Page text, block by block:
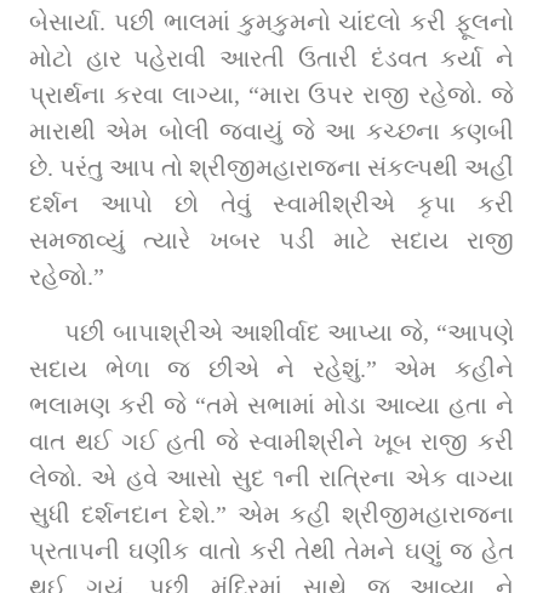
બેસાર્યા. પછી ભાલમાં કુમકુમનો ચાંદલો કરી ફૂલનો
મોટો હાર પહેરાવી આરતી ઉતારી દંડવત કર્યા ને
પ્રાર્થના કરવા લાગ્યા, “મારા ઉપર રાજી રહેજો. જે
મારાથી એમ બોલી જવાયું જે આ કચ્છના કણબી
છે. પરંતુ આપ તો શ્રીજીમહારાજના સંકલ્પથી અહીં
દર્શન આપો છો તેવું સ્વામીશ્રીએ કૃપા કરી
સમજાવ્યું ત્યારે ખબર પડી માટે સદાય રાજી
રહેજો.”
પછી બાપાશ્રીએ આશીર્વાદ આપ્યા જે, “આપણે
સદાય ભેળા જ છીએ ને રહેશું.” એમ કહીને
ભલામણ કરી જે “તમે સભામાં મોડા આવ્યા હતા ને
વાત થઈ ગઈ હતી જે સ્વામીશ્રીને ખૂબ રાજી કરી
લેજો. એ હવે આસો સુદ ૧ની રાત્રિના એક વાગ્યા
સુધી દર્શનદાન દેશે.” એમ કહી શ્રીજીમહારાજના
પ્રતાપની ઘણીક વાતો કરી તેથી તેમને ઘણું જ હેત
થઈ ગયું. પછી મંદિરમાં સાથે જ આવ્યા ને